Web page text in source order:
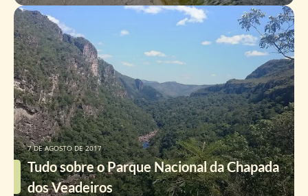
Tudo sobre o Parque Nacional da Chapada
dos Veadeiros
7 DE AGOSTO DE 2017